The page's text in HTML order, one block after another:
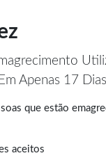
Apenas 17 Dias
que estão
aceitos